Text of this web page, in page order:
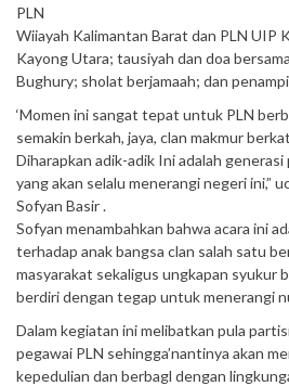
PLN
Wiiayah Kalimantan Barat dan PLN UIP
Kayong Utara; tausiyah dan doa
Bughury; sholat berjamaah; dan
‘Momen ini sangat tepat untuk PLN
semakin berkah, jaya, clan makmur
Diharapkan adik-adik Ini adalah generasi
yang akan selalu menerangi negeri ini,”
Sofyan Basir .
Sofyan menambahkan bahwa acara ini
terhadap anak bangsa clan salah satu
masyarakat sekaligus ungkapan syukur
berdiri dengan tegap untuk menerangi
Dalam kegiatan ini melibatkan pula
pegawai PLN sehingga’nantinya akan
kepedulian dan berbagl dengan